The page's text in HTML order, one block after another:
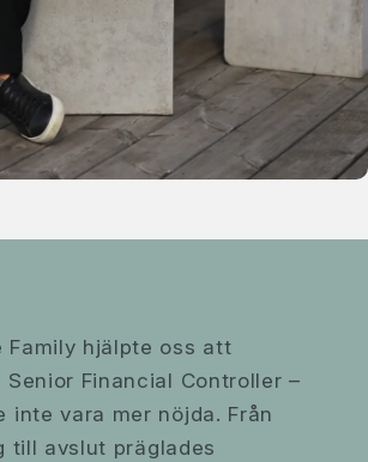
Family hjälpte oss att
Financial Controller –
inte vara mer nöjda. Från
till avslut präglades